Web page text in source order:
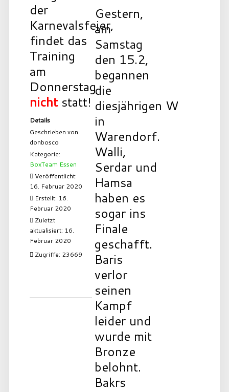
der
Karnevalsfeier,
findet das
Training
am
Donnerstag
nicht statt!
Details
Geschrieben von
donbosco
Kategorie:
BoxTeam Essen
Veröffentlicht:
16. Februar 2020
Erstellt: 16.
Februar 2020
Zuletzt
aktualisiert: 16.
Februar 2020
Zugriffe: 23669
Gestern,
am
Samstag
den 15.2,
begannen
die
diesjährigen
in
Warendorf.
Walli,
Serdar und
Hamsa
haben es
sogar ins
Finale
geschafft.
Baris
verlor
seinen
Kampf
leider und
wurde mit
Bronze
belohnt.
Bakrs